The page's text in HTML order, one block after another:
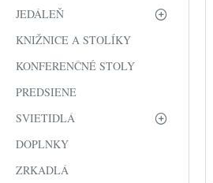
JEDÁLEŇ
KNIŽNICE A STOLÍKY
KONFERENČNÉ STOLY
PREDSIENE
SVIETIDLÁ
DOPLNKY
ZRKADLÁ